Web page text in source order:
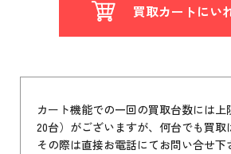
買取カートにい
カート機能での一回の買取台数には上
20台）がございますが、何台でも買取
その際は直接お電話にてお問い合せ下